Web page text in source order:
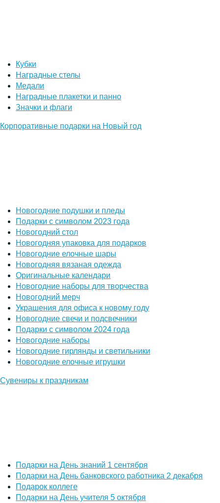
Кубки
Наградные стелы
Медали
Наградные плакетки и панно
Значки и флаги
Корпоративные подарки на Новый год
Новогодние подушки и пледы
Подарки с символом 2023 года
Новогодний стол
Новогодняя упаковка для подарков
Новогодние елочные шары
Новогодняя вязаная одежда
Оригинальные календари
Новогодние наборы для творчества
Новогодний мерч
Украшения для офиса к новому году
Новогодние свечи и подсвечники
Подарки с символом 2024 года
Новогодние наборы
Новогодние гирлянды и светильники
Новогодние елочные игрушки
Сувениры к праздникам
Подарки на День знаний 1 сентября
Подарки на День банковского работника 2 декабря
Подарок коллеге
Подарки на День учителя 5 октября